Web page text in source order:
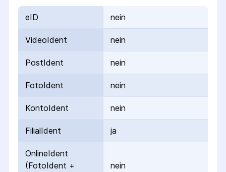
eID nein
VideoIdent nein
PostIdent nein
FotoIdent nein
KontoIdent nein
FilialIdent ja
OnlineIdent
(FotoIdent +
nein